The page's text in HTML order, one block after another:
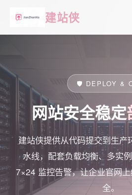
建站侠
🛡️ DEPLOY &
网站安全稳定
建站侠提供从代码提交到生产
水线，配套负载均衡、多实
7×24 监控告警，让企业官网
全。